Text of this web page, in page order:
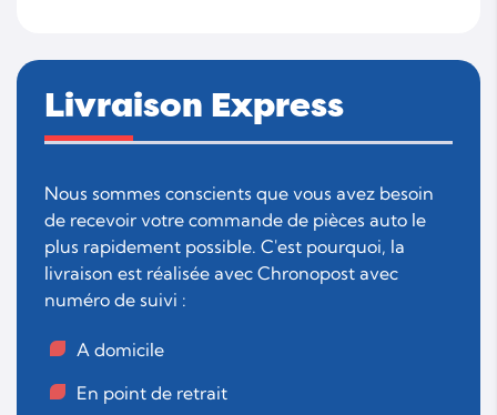
Livraison Express
Nous sommes conscients que vous avez besoin
de recevoir votre commande de pièces auto le
plus rapidement possible. C'est pourquoi, la
livraison est réalisée avec Chronopost avec
numéro de suivi :
A domicile
En point de retrait